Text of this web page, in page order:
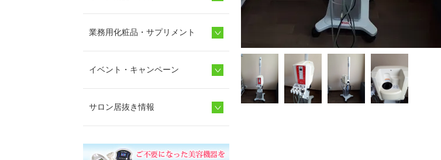
業務用化粧品・サプリメント
イベント・キャンペーン
サロン居抜き情報